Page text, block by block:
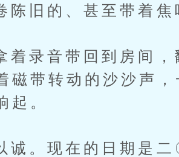
的、甚至带着焦味
带回到房间，翻
磁带转动的沙沙声
起。
现在的日期是二